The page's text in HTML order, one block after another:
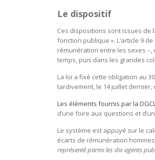
Le dispositif
Ces dispositions sont issues de
fonction publique ». L’article 9
rémunération entre les sexes –,
temps, puis dans les grandes
La loi a fixé cette obligation au
tardivement, le 14 juillet
Les éléments fournis par la
d’une foire aux questions et
Le système est appuyé sur le
écarts de rémunération
représenté parmi les dix agents